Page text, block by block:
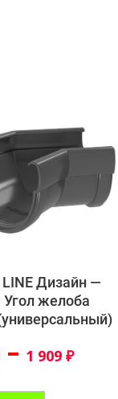
LINE Дизайн —
Угол желоба
– 1 909 ₽